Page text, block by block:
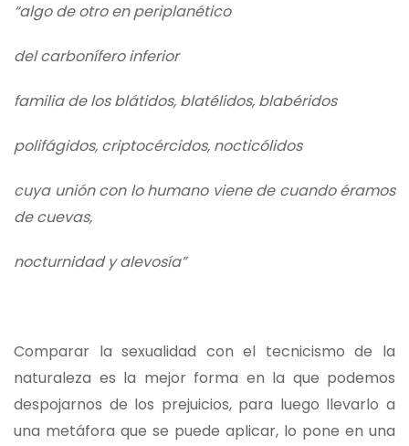
“algo de otro en periplanético
del carbonífero inferior
familia de los blátidos, blatélidos, blabéridos
polifágidos, criptocércidos, nocticólidos
cuya unión con lo humano viene de cuando éramos
de cuevas,
nocturnidad y alevosía”
Comparar la sexualidad con el tecnicismo de la
naturaleza es la mejor forma en la que podemos
despojarnos de los prejuicios, para luego llevarlo a
una metáfora que se puede aplicar, lo pone en una